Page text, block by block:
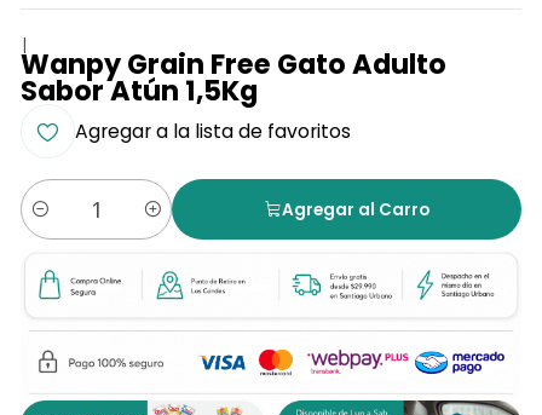
|
Wanpy Grain Free Gato Adulto
Sabor Atún 1,5Kg
Agregar a la lista de favoritos
Cantidad
Agregar al Carro